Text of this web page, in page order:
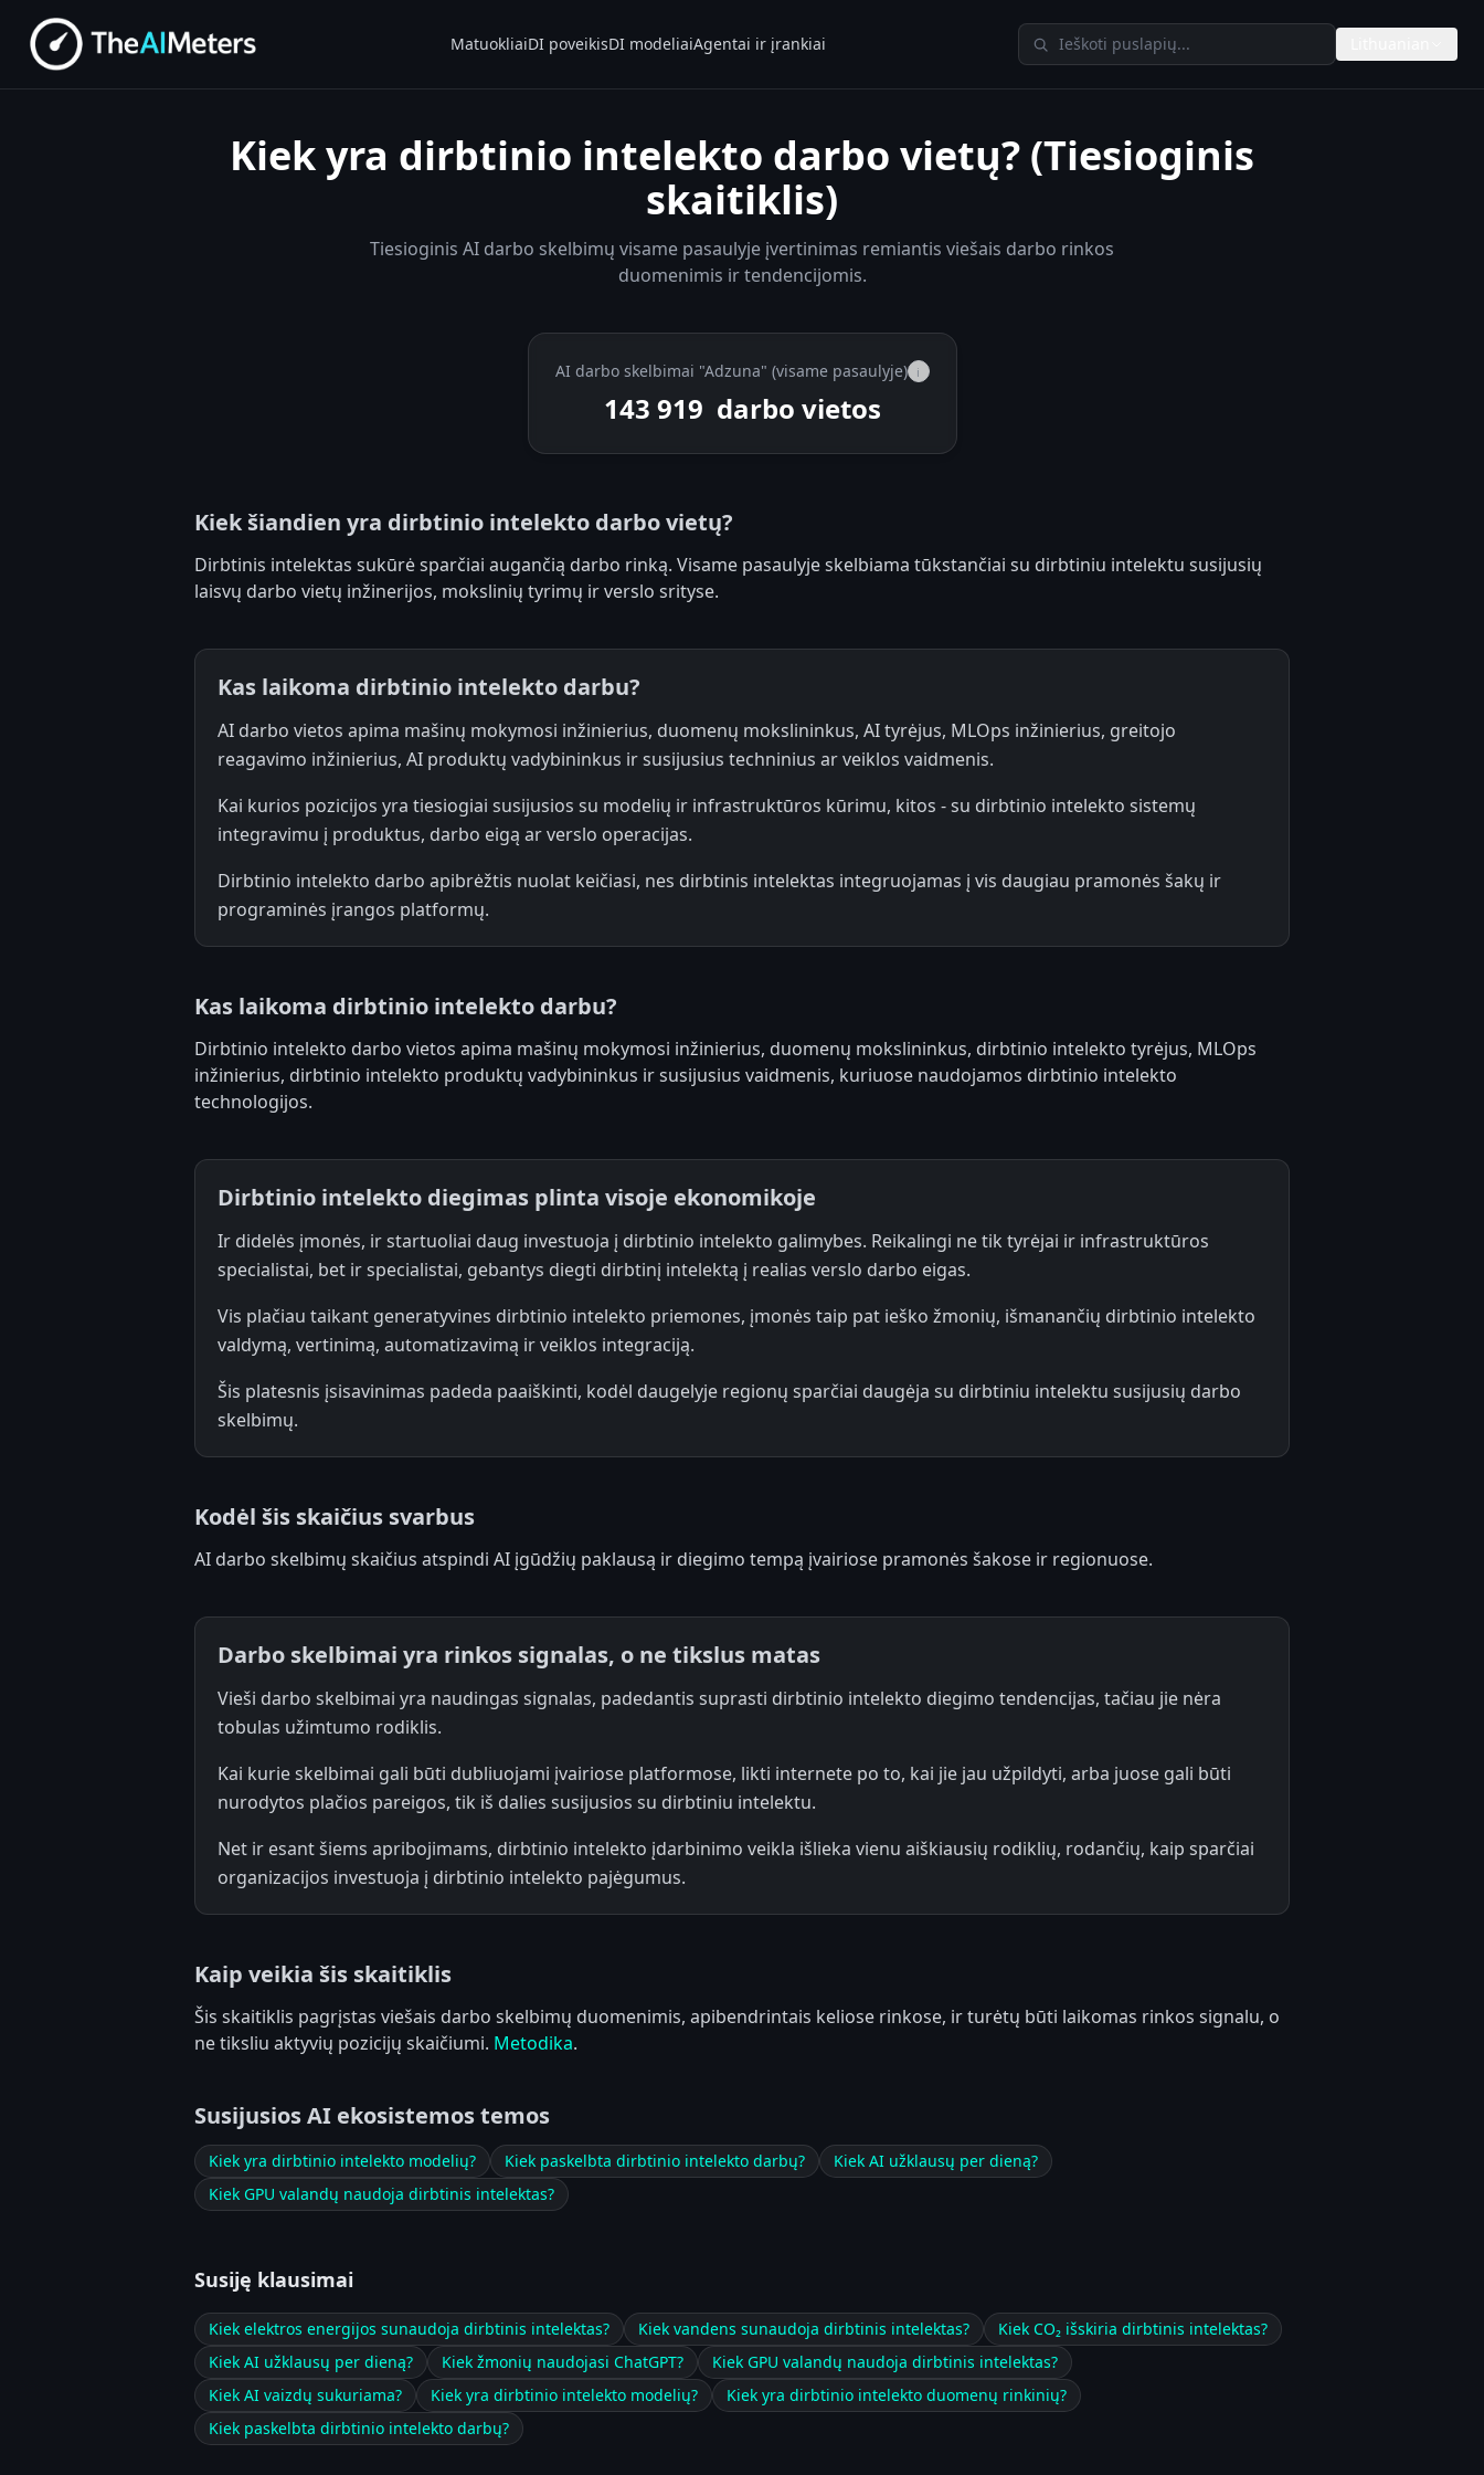
MatuokliaiDI poveikisDI modeliaiAgentai ir įrankiai Ieškoti TheAIMeters
Kiek yra dirbtinio intelekto darbo vietų? (Tiesioginis
skaitiklis)
Tiesioginis AI darbo skelbimų visame pasaulyje įvertinimas remiantis viešais darbo rinkos
duomenimis ir tendencijomis.
AI darbo skelbimai "Adzuna" (visame pasaulyje) i
143 919 darbo vietos
Kiek šiandien yra dirbtinio intelekto darbo vietų?
Dirbtinis intelektas sukūrė sparčiai augančią darbo rinką. Visame pasaulyje skelbiama tūkstančiai su dirbtiniu intelektu susijusių
laisvų darbo vietų inžinerijos, mokslinių tyrimų ir verslo srityse.
Kas laikoma dirbtinio intelekto darbu?
AI darbo vietos apima mašinų mokymosi inžinierius, duomenų mokslininkus, AI tyrėjus, MLOps inžinierius, greitojo
reagavimo inžinierius, AI produktų vadybininkus ir susijusius techninius ar veiklos vaidmenis.
Kai kurios pozicijos yra tiesiogiai susijusios su modelių ir infrastruktūros kūrimu, kitos - su dirbtinio intelekto sistemų
integravimu į produktus, darbo eigą ar verslo operacijas.
Dirbtinio intelekto darbo apibrėžtis nuolat keičiasi, nes dirbtinis intelektas integruojamas į vis daugiau pramonės šakų ir
programinės įrangos platformų.
Kas laikoma dirbtinio intelekto darbu?
Dirbtinio intelekto darbo vietos apima mašinų mokymosi inžinierius, duomenų mokslininkus, dirbtinio intelekto tyrėjus, MLOps
inžinierius, dirbtinio intelekto produktų vadybininkus ir susijusius vaidmenis, kuriuose naudojamos dirbtinio intelekto
technologijos.
Dirbtinio intelekto diegimas plinta visoje ekonomikoje
Ir didelės įmonės, ir startuoliai daug investuoja į dirbtinio intelekto galimybes. Reikalingi ne tik tyrėjai ir infrastruktūros
specialistai, bet ir specialistai, gebantys diegti dirbtinį intelektą į realias verslo darbo eigas.
Vis plačiau taikant generatyvines dirbtinio intelekto priemones, įmonės taip pat ieško žmonių, išmanančių dirbtinio intelekto
valdymą, vertinimą, automatizavimą ir veiklos integraciją.
Šis platesnis įsisavinimas padeda paaiškinti, kodėl daugelyje regionų sparčiai daugėja su dirbtiniu intelektu susijusių darbo
skelbimų.
Kodėl šis skaičius svarbus
AI darbo skelbimų skaičius atspindi AI įgūdžių paklausą ir diegimo tempą įvairiose pramonės šakose ir regionuose.
Darbo skelbimai yra rinkos signalas, o ne tikslus matas
Vieši darbo skelbimai yra naudingas signalas, padedantis suprasti dirbtinio intelekto diegimo tendencijas, tačiau jie nėra
tobulas užimtumo rodiklis.
Kai kurie skelbimai gali būti dubliuojami įvairiose platformose, likti internete po to, kai jie jau užpildyti, arba juose gali būti
nurodytos plačios pareigos, tik iš dalies susijusios su dirbtiniu intelektu.
Net ir esant šiems apribojimams, dirbtinio intelekto įdarbinimo veikla išlieka vienu aiškiausių rodiklių, rodančių, kaip sparčiai
organizacijos investuoja į dirbtinio intelekto pajėgumus.
Kaip veikia šis skaitiklis
Šis skaitiklis pagrįstas viešais darbo skelbimų duomenimis, apibendrintais keliose rinkose, ir turėtų būti laikomas rinkos signalu, o
ne tiksliu aktyvių pozicijų skaičiumi. Metodika.
Susijusios AI ekosistemos temos
Kiek yra dirbtinio intelekto modelių? Kiek paskelbta dirbtinio intelekto darbų?
Kiek AI užklausų per dieną?
Kiek GPU valandų naudoja dirbtinis intelektas?
Susiję klausimai
Kiek elektros energijos sunaudoja dirbtinis intelektas? Kiek vandens sunaudoja dirbtinis intelektas?
Kiek CO₂ išskiria dirbtinis intelektas?
Kiek AI užklausų per dieną?
Kiek žmonių naudojasi ChatGPT?
Kiek GPU valandų naudoja dirbtinis intelektas?
Kiek AI vaizdų sukuriama?
Kiek yra dirbtinio intelekto modelių?
Kiek yra dirbtinio intelekto duomenų rinkinių?
Kiek paskelbta dirbtinio intelekto darbų?